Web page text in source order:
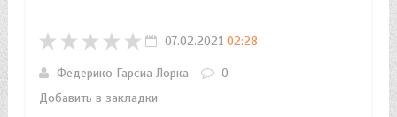
07.02.2021 02:28
Федерико Гарсиа Лорка
0
Добавить в закладки